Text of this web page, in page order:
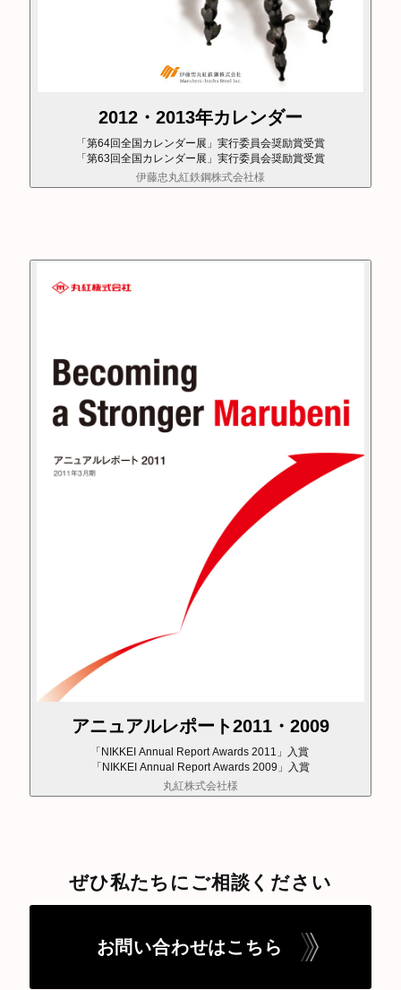
2012・2013年カレンダー
「第64回全国カレンダー展」実行委員会奨励賞受賞
「第63回全国カレンダー展」実行委員会奨励賞受賞
伊藤忠丸紅鉄鋼株式会社様
アニュアルレポート2011・2009
「NIKKEI Annual Report Awards 2011」入賞
「NIKKEI Annual Report Awards 2009」入賞
丸紅株式会社様
ぜひ私たちにご相談ください
お問い合わせはこちら